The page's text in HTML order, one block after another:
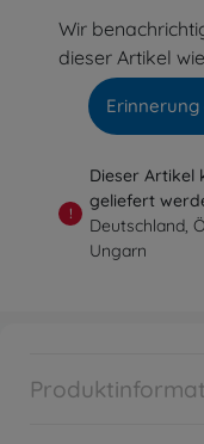
Wir
dieser Artikel
!
Dieser Artikel
geliefert
Deutschland,
Ungarn